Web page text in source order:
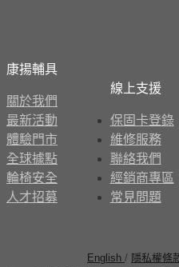
康揚輔具
關於我們
最新活動
體驗門市
全球據點
輪椅安全
人才招募
線上支援
保固卡登錄
維修服務
聯絡我們
經銷商專區
常見問題
English / 隱私權條